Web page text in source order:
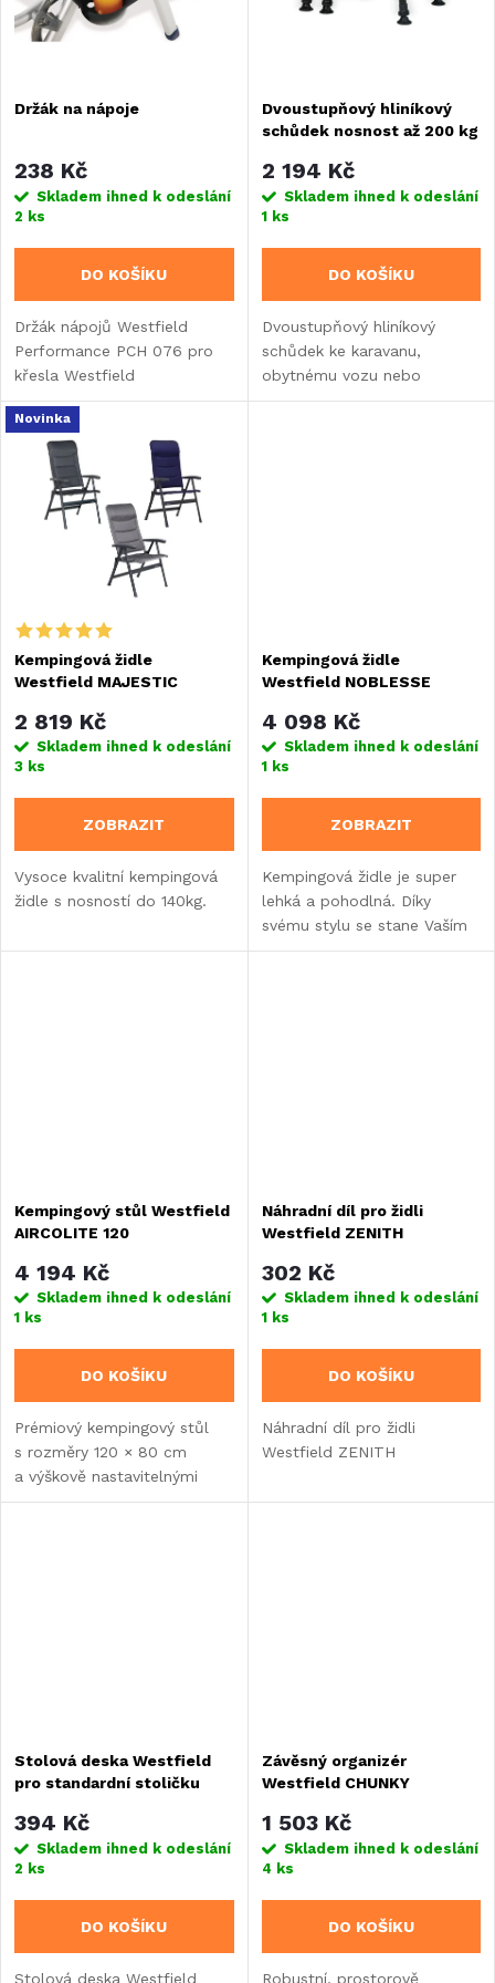
n
p
r
o
d
u
k
i
s
p
r
o
d
u
k
Držák na nápoje
238 Kč
Skladem ihned k odeslání
2 ks
DO KOŠÍKU
Držák nápojů Westfield
Performance PCH 076 pro
křesla Westfield
Performance. Odolný
polymerový materiál
v černém provedení,
kompaktní rozměry...
Dvoustupňový hliníkový
schůdek nosnost až 200 kg
2 194 Kč
Skladem ihned k odeslání
1 ks
DO KOŠÍKU
Dvoustupňový hliníkový
schůdek ke karavanu,
obytnému vozu nebo
vestavbě.
Novinka
Kempingová židle
Westfield MAJESTIC
2 819 Kč
Skladem ihned k odeslání
3 ks
ZOBRAZIT
Vysoce kvalitní kempingová
židle s nosností do 140kg.
Kempingová židle
Westfield NOBLESSE
4 098 Kč
Skladem ihned k odeslání
1 ks
ZOBRAZIT
Kempingová židle je super
lehká a pohodlná. Díky
svému stylu se stane Vaším
věrným společníkem při
Kempingový stůl Westfield
AIRCOLITE 120
4 194 Kč
Skladem ihned k odeslání
1 ks
DO KOŠÍKU
Prémiový kempingový stůl
s rozměry 120 × 80 cm
a výškově nastavitelnými
nohami (63-74 cm). Lehká
Náhradní díl pro židli
Westfield ZENITH
302 Kč
Skladem ihned k odeslání
1 ks
DO KOŠÍKU
Náhradní díl pro židli
Westfield ZENITH
Stolová deska Westfield
pro standardní stoličku
394 Kč
Skladem ihned k odeslání
2 ks
DO KOŠÍKU
Stolová deska Westfield
Závěsný organizér
Westfield CHUNKY
1 503 Kč
Skladem ihned k odeslání
4 ks
DO KOŠÍKU
Robustní, prostorově